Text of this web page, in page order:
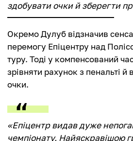
здобувати очки й зберегти
Окремо Дулуб відзначив
перемогу Епіцентру над
туру. Тоді у компенсований
зрівняти рахунок з пенальті й
очки.
«Епіцентр видав дуже
чемпіонату. Найяскравішою